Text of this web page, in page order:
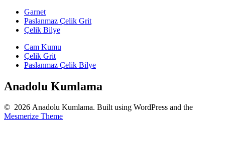
Garnet
Paslanmaz Çelik Grit
Çelik Bilye
Cam Kumu
Çelik Grit
Paslanmaz Çelik Bilye
Anadolu Kumlama
© 2026 Anadolu Kumlama. Built using WordPress and the
Mesmerize Theme